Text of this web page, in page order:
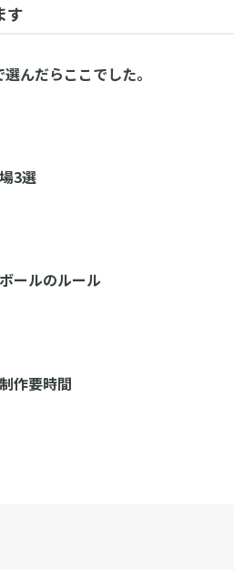
す
んだらここでした。
3選
ールのルール
作要時間